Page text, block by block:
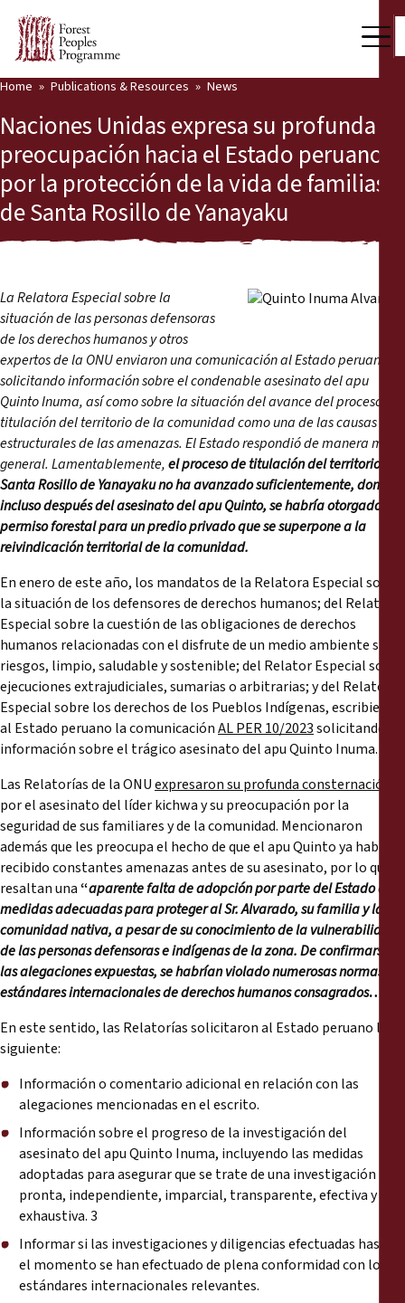
Who we are
Press Room
Support Us
Our Work
Community Voices
Partners & Countries
Latest News
Publications & Resources
News
Reports
Press Releases
Training Materials
Legal Submissions
Declarations
Annual Reports
Home Publications & Resources News
Naciones Unidas expresa su profunda
preocupación hacia el Estado peruano
por la protección de la vida de familias
de Santa Rosillo de Yanayaku
La Relatora Especial sobre la
situación de las personas defensoras
de los derechos humanos y otros
expertos de la ONU enviaron una comunicación al Estado peruano
solicitando información sobre el condenable asesinato del apu
Quinto Inuma, así como sobre la situación del avance del proceso de
titulación del territorio de la comunidad como una de las causas
estructurales de las amenazas. El Estado respondió de manera muy
general. Lamentablemente,el proceso de titulación del territorio de
Santa Rosillo de Yanayaku no ha avanzado suficientemente, donde
incluso después del asesinato del apu Quinto, se habría otorgado un
permiso forestal para un predio privado que se superpone a la
reivindicación territorial de la comunidad.
En enero de este año, los mandatos de la Relatora Especial sobre
la situación de los defensores de derechos humanos; del Relator
Especial sobre la cuestión de las obligaciones de derechos
humanos relacionadas con el disfrute de un medio ambiente sin
riesgos, limpio, saludable y sostenible; del Relator Especial sobre
ejecuciones extrajudiciales, sumarias o arbitrarias; y del Relator
Especial sobre los derechos de los Pueblos Indígenas, escribieron
al Estado peruano la comunicaciónAL PER 10/2023solicitando
información sobre el trágico asesinato del apu Quinto Inuma.
Las Relatorías de la ONUexpresaron su profunda consternación
por el asesinato del líder kichwa y su preocupación por la
seguridad de sus familiares y de la comunidad. Mencionaron
además que les preocupa el hecho de que el apu Quinto ya había
recibido constantes amenazas antes de su asesinato, por lo que
resaltan una“aparente falta de adopción por parte del Estado de
medidas adecuadas para proteger al Sr. Alvarado, su familia y la
comunidad nativa, a pesar de su conocimiento de la vulnerabilidad
de las personas defensoras e indígenas de la zona. De confirmarse
las alegaciones expuestas, se habrían violado numerosas normas y
estándares internacionales de derechos humanos consagrados…”.
En este sentido, las Relatorías solicitaron al Estado peruano lo
siguiente:
Información o comentario adicional en relación con las
alegaciones mencionadas en el escrito.
Información sobre el progreso de la investigación del
asesinato del apu Quinto Inuma, incluyendo las medidas
adoptadas para asegurar que se trate de una investigación
pronta, independiente, imparcial, transparente, efectiva y
exhaustiva. 3
Informar si las investigaciones y diligencias efectuadas hasta
el momento se han efectuado de plena conformidad con los
estándares internacionales relevantes.